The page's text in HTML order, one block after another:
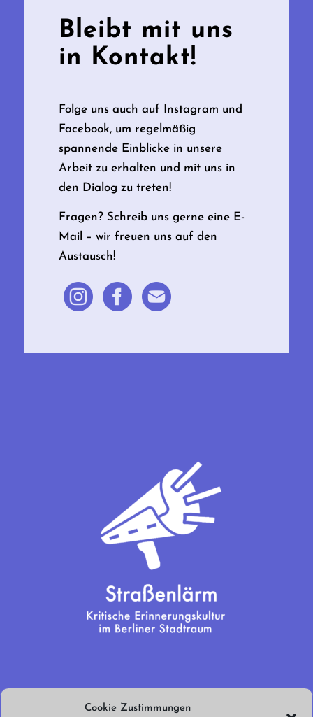
Cookie Zustimmungen
Bleibt mit uns
in Kontakt!
Folge uns auch auf Instagram und
Facebook, um regelmäßig
spannende Einblicke in unsere
Arbeit zu erhalten und mit uns in
den Dialog zu treten!
Fragen? Schreib uns gerne eine E-
Mail – wir freuen uns auf den
Austausch!